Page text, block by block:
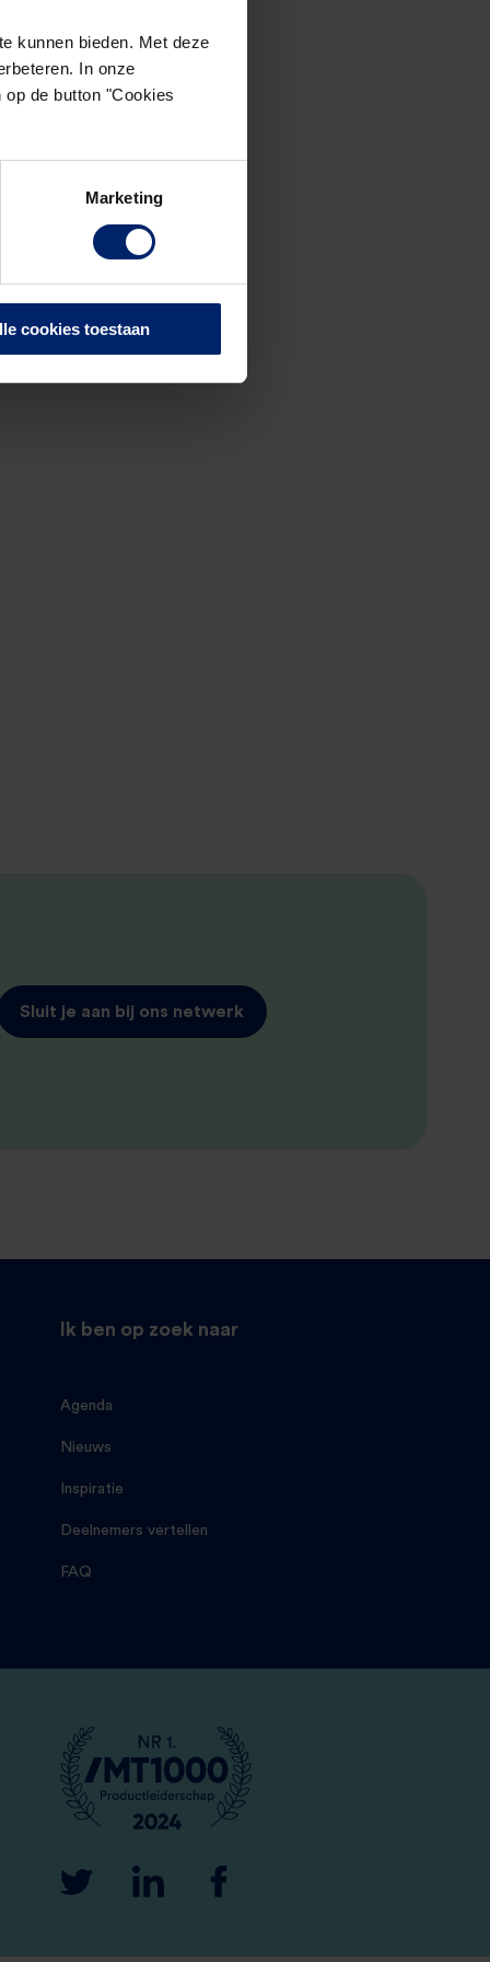
kunnen bieden. Met deze
In onze
de button "Cookies
Marketing
cookies toestaan
Sluit je aan bij ons netwerk
Ik ben op zoek naar
Agenda
Nieuws
Inspiratie
Deelnemers vertellen
FAQ